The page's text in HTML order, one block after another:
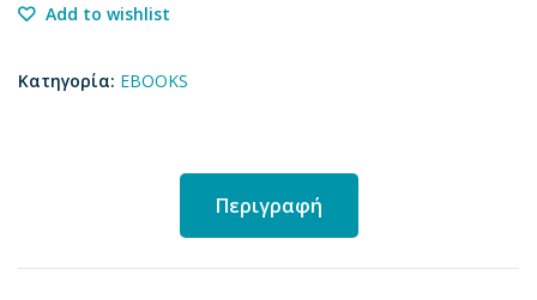
Add to wishlist
Κατηγορία: EBOOKS
Περιγραφή